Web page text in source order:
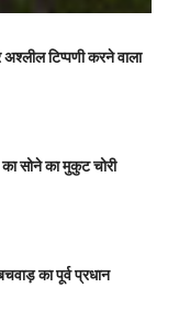
टिप्पणी करने वाला
सोने का मुकुट चोरी
का पूर्व प्रधान